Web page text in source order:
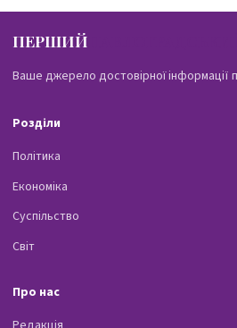
ПЕРШИЙ
Ваше джерело достовірної інформації
Розділи
Політика
Економіка
Суспільство
Світ
Про нас